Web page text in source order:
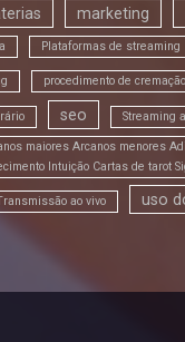
marketing
Plataformas de streaming
procedimento de cremação
seo Streaming
maiores Arcanos menores
Intuição Cartas de tarot
ao vivo uso